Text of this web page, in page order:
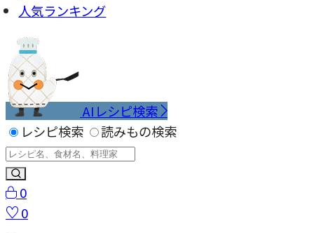
人気ランキング
AIレシピ検索
レシピ検索
読みもの検索
0
0